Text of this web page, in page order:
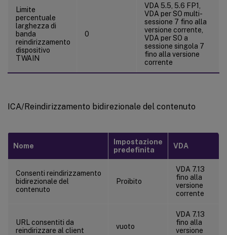
Limite
percentuale
larghezza di
banda
reindirizzamento
dispositivo
TWAIN
0
VDA 5.5, 5.6 FP1,
VDA per SO multi-
sessione 7 fino alla
versione corrente,
VDA per SO a
sessione singola 7
fino alla versione
corrente
ICA/Reindirizzamento bidirezionale del contenuto
Nome
Impostazione
predefinita
VDA
Consenti reindirizzamento
bidirezionale del
contenuto
Proibito
VDA 7.13
fino alla
versione
corrente
URL consentiti da
reindirizzare al client
vuoto
VDA 7.13
fino alla
versione